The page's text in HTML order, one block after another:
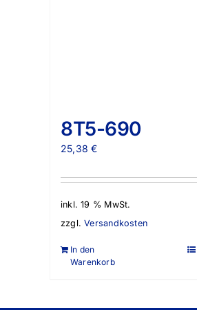
8T5-690
25,38€
inkl. 19 % MwSt.
zzgl.Versandkosten
In den
Warenkorb